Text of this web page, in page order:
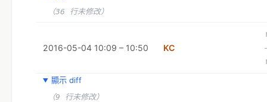
（36 行未修改）
2016-05-04 10:09 – 10:50 KC
顯示 diff
（9 行未修改）